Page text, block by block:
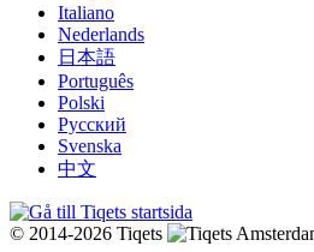
Italiano
Nederlands
日本語
Português
Polski
Русский
Svenska
中文
© 2014-2026 Tiqets